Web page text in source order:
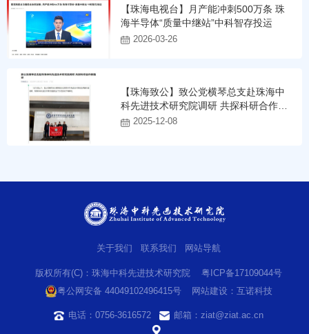
【珠海电视台】月产能冲刺500万条 珠
海半导体“质量中继站”中科智存投运
2026-03-26
【珠海致公】致公党横琴总支赴珠海中
科先进技术研究院调研 共探科研合作新
路径2025-12-08
关于我们 联系我们 网站导航
版权所有(C)：珠海中科先进技术研究院
粤ICP备17109044号
粤公网安备 44049102496415号
网站建设 ：互诺科技
电话：0756-3616572 邮箱：ziat@ziat.ac.cn